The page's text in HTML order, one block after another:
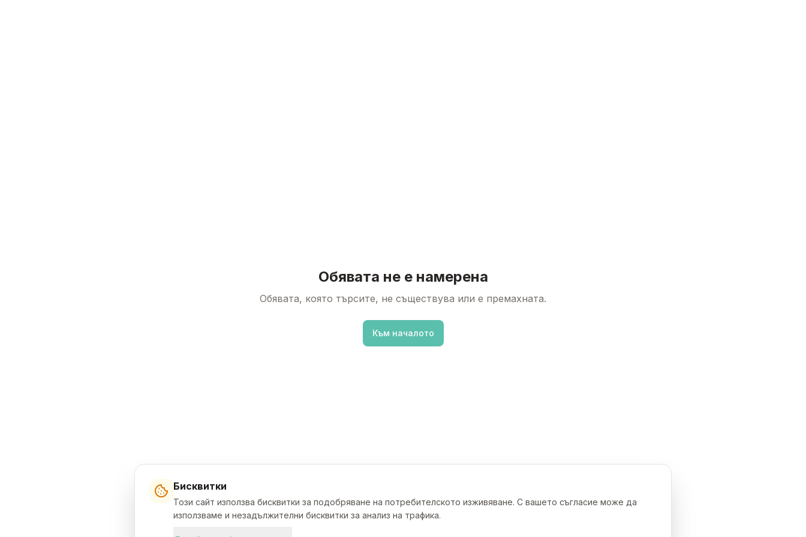
Обявата не е намерена
Обявата, която търсите, не съществува или е премахната.
Към началото
Бисквитки
Този сайт използва бисквитки за подобряване на потребителското изживяване. С вашето съгласие може да
използваме и незадължителни бисквитки за анализ на трафика.